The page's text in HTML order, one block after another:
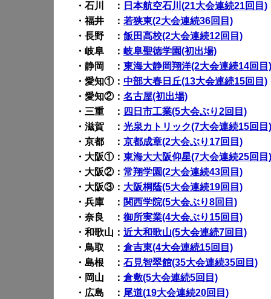
・石川 ： 日本航空石川(21大会連続21回目)
・福井 ： 若狭東(2大会連続36回目)
・長野 ： 飯田高校(2大会連続12回目)
・岐阜 ： 岐阜聖徳学園(初出場)
・静岡 ： 東海大静岡翔洋(2大会連続14回目)
・愛知①： 中部大春日丘(13大会連続15回目)
・愛知②： 名古屋(初出場)
・三重 ： 四日市工業(5大会ぶり2回目)
・滋賀 ： 光泉カトリック(7大会連続15回目)
・京都 ： 京都成章(2大会ぶり17回目)
・大阪①： 東海大大阪仰星(7大会連続25回目)
・大阪②： 常翔学園(2大会連続43回目)
・大阪③： 大阪桐蔭(5大会連続19回目)
・兵庫 ： 関西学院(5大会ぶり8回目)
・奈良 ： 御所実業(4大会ぶり15回目)
・和歌山： 近大和歌山(5大会連続7回目)
・鳥取 ： 倉吉東(4大会連続15回目)
・島根 ： 石見智翠館(35大会連続35回目)
・岡山 ： 倉敷(5大会連続5回目)
・広島 ： 尾道(19大会連続20回目)